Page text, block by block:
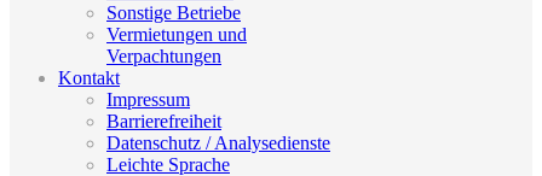
Sonstige Betriebe
Vermietungen und
Verpachtungen
Kontakt
Impressum
Barrierefreiheit
Datenschutz / Analysedienste
Leichte Sprache